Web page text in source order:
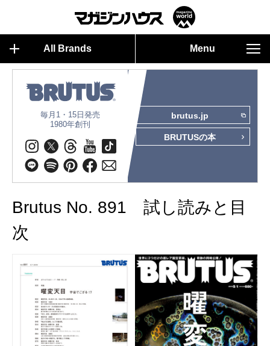
All Brands Menu
毎月1・15日発売
1980年創刊
brutus.jp
BRUTUSの本
Brutus No. 891 試し読みと目
次